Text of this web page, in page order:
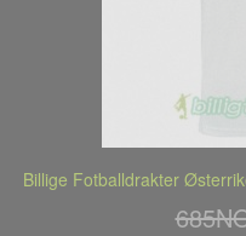
Billige Fotballdrakter